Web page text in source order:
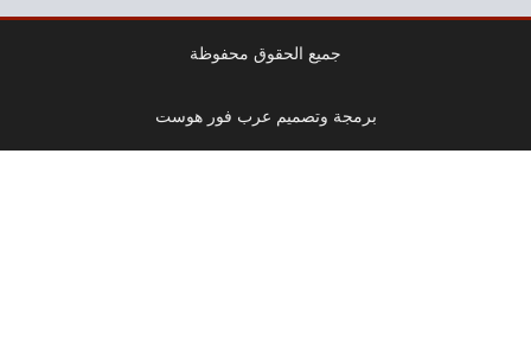
جميع الحقوق محفوظة
برمجة وتصميم عرب فور هوست